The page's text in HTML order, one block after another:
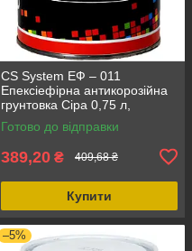
CS System ЕФ – 011
Епексіефірна антикорозійна
грунтовка Сіра 0,75 л,
однокомпонентна, 1 л
Готово до відправки
389,20 ₴ 409,68 ₴
Купити
–5%